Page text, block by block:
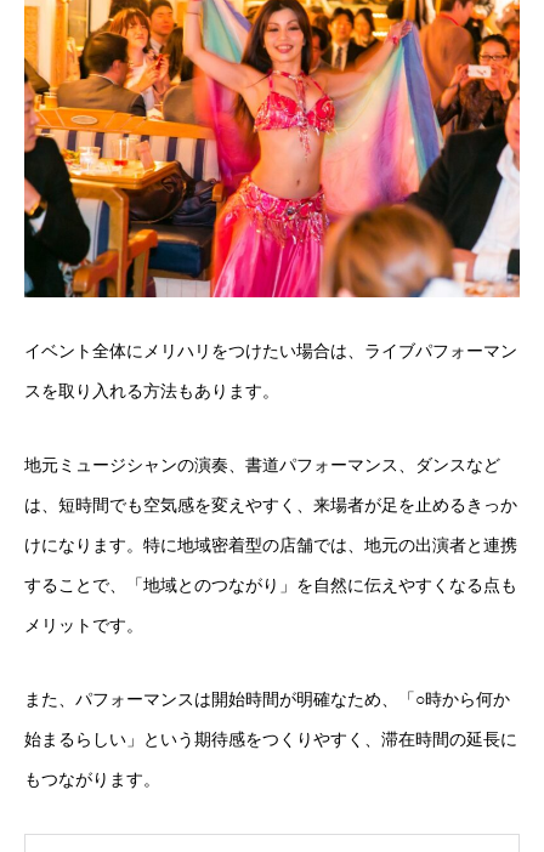
イベント全体にメリハリをつけたい場合は、ライブパフォーマン
スを取り入れる方法もあります。
地元ミュージシャンの演奏、書道パフォーマンス、ダンスなど
は、短時間でも空気感を変えやすく、来場者が足を止めるきっか
けになります。特に地域密着型の店舗では、地元の出演者と連携
することで、「地域とのつながり」を自然に伝えやすくなる点も
メリットです。
また、パフォーマンスは開始時間が明確なため、「○時から何か
始まるらしい」という期待感をつくりやすく、滞在時間の延長に
もつながります。